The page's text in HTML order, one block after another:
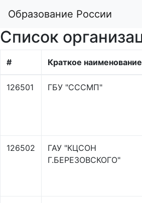
Образование России
Список
# Краткое наименование
126501 ГБУ "СССМП"
126502
ГАУ "КЦСОН
Г.БЕРЕЗОВСКОГО"